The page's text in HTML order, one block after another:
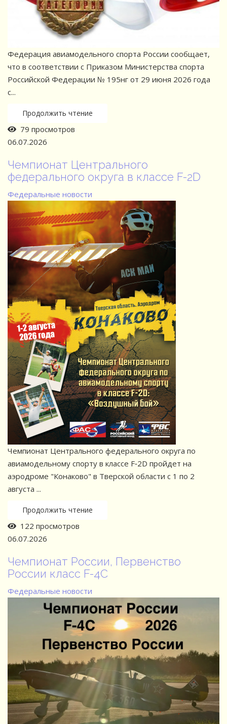
Федерация авиамодельного спорта России сообщает,
что в соответствии с Приказом Министерства спорта
Российской Федерации № 195нг от 29 июня 2026 года
с...
Продолжить чтение
79 просмотров
06.07.2026
Чемпионат Центрального
федерального округа в классе F-2D
Федеральные новости
Чемпионат Центрального федерального округа по
авиамодельному спорту в классе F‑2D пройдет на
аэродроме "Конаково" в Тверской области с 1 по 2
августа ...
Продолжить чтение
122 просмотров
06.07.2026
Чемпионат России, Первенство
России класс F-4C
Федеральные новости